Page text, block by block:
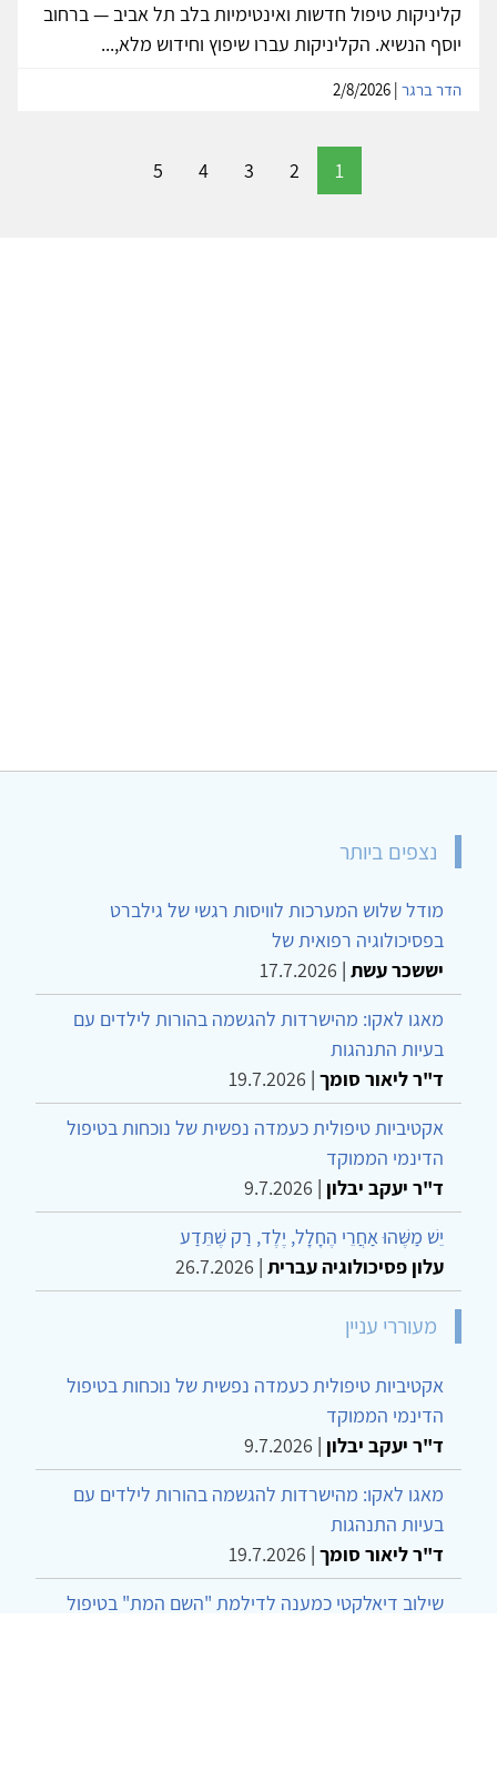
קליניקות טיפול חדשות ואינטימיות בלב תל אביב — ברחוב
יוסף הנשיא. הקליניקות עברו שיפוץ וחידוש מלא,...
הדר ברגר
1
2
3
4
5
נצפים ביותר
מודל שלוש המערכות לוויסות רגשי של גילברט
בפסיכולוגיה רפואית של
יששכר עשת |
17.7.2026
מאגו לאקו: מהישרדות להגשמה בהורות לילדים עם
בעיות התנהגות
ד"ר ליאור סומך |
19.7.2026
אקטיביות טיפולית כעמדה נפשית של נוכחות בטיפול
הדינמי הממוקד
ד"ר יעקב יבלון |
9.7.2026
יֵשׁ מַשֶּׁהוּ אַחֲרֵי הֶחָלָל, יֶלֶד, רַק שֶׁתֵּדַע
עלון פסיכולוגיה עברית |
26.7.2026
מעוררי עניין
אקטיביות טיפולית כעמדה נפשית של נוכחות בטיפול
הדינמי הממוקד
ד"ר יעקב יבלון |
9.7.2026
מאגו לאקו: מהישרדות להגשמה בהורות לילדים עם
בעיות התנהגות
ד"ר ליאור סומך |
19.7.2026
שילוב דיאלקטי כמענה לדילמת "השם המת" בטיפול